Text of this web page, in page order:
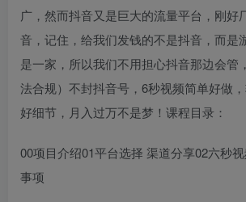
广，然而抖音又是巨大的流量平台，刚好
音，记住，给我们发钱的不是抖音，而是
是一家，所以我们不用担心抖音那边会管
法合规）不封抖音号，6秒视频简单好做
好细节，月入过万不是梦！课程目录：
00项目介绍01平台选择 渠道分享02六秒
事项